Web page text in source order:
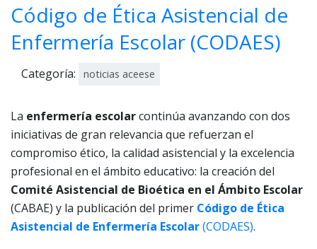
Código de Ética Asistencial de
Enfermería Escolar (CODAES)
Categoría: noticias aceese
La enfermería escolarcontinúa avanzando con dos
iniciativas de gran relevancia que refuerzan el
compromiso ético, la calidad asistencial y la excelencia
profesional en el ámbito educativo: la creación del
Comité Asistencial de Bioética en el Ámbito Escolar
(CABAE) y la publicación del primer Código de Ética
Asistencial de Enfermería Escolar(CODAES).